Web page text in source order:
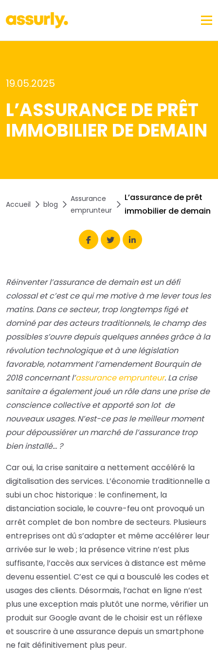
19.05.2025
L’ASSURANCE DE PRÊT
IMMOBILIER DE DEMAIN
Accueil blog
Assurance
emprunteur
L’assurance de prêt
immobilier de demain
Réinventer l’assurance de demain est un défi
colossal et c’est ce qui me motive à me lever tous les
matins. Dans ce secteur, trop longtemps figé et
dominé par des acteurs traditionnels, le champ des
possibles s’ouvre depuis quelques années grâce à la
révolution technologique et à une législation
favorable, notamment l’amendement Bourquin de
2018 concernant l’assurance emprunteur. La crise
sanitaire a également joué un rôle dans une prise de
conscience collective et apporté son lot de
nouveaux usages. N’est-ce pas le meilleur moment
pour dépoussiérer un marché de l’assurance trop
bien installé… ?
Car oui, la crise sanitaire a nettement accéléré la
digitalisation des services. L’économie traditionnelle a
subi un choc historique : le confinement, la
distanciation sociale, le couvre-feu ont provoqué un
arrêt complet de bon nombre de secteurs. Plusieurs
entreprises ont dû s’adapter et même accélérer leur
arrivée sur le web ; la présence vitrine n’est plus
suffisante, l’accès aux services à distance est même
devenu essentiel. C’est ce qui a bousculé les codes et
usages des clients. Désormais, l’achat en ligne n’est
plus une exception mais plutôt une norme, vérifier un
produit sur Google avant de le choisir est un réflexe
et souscrire à une assurance depuis un smartphone
ne fait définitivement plus peur.